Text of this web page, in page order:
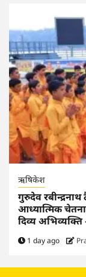
ऋषिकेश
गुरुदेव
आध्यात्मिक
दिव्य अभिव्यक्ति
1 day ago